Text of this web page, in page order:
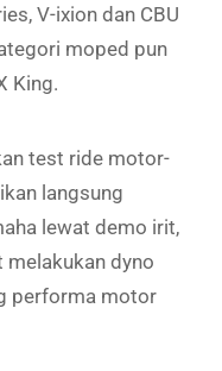
V-ixion dan CBU
moped pun
King.
test ride motor-
langsung
lewat demo irit,
melakukan dyno
performa motor